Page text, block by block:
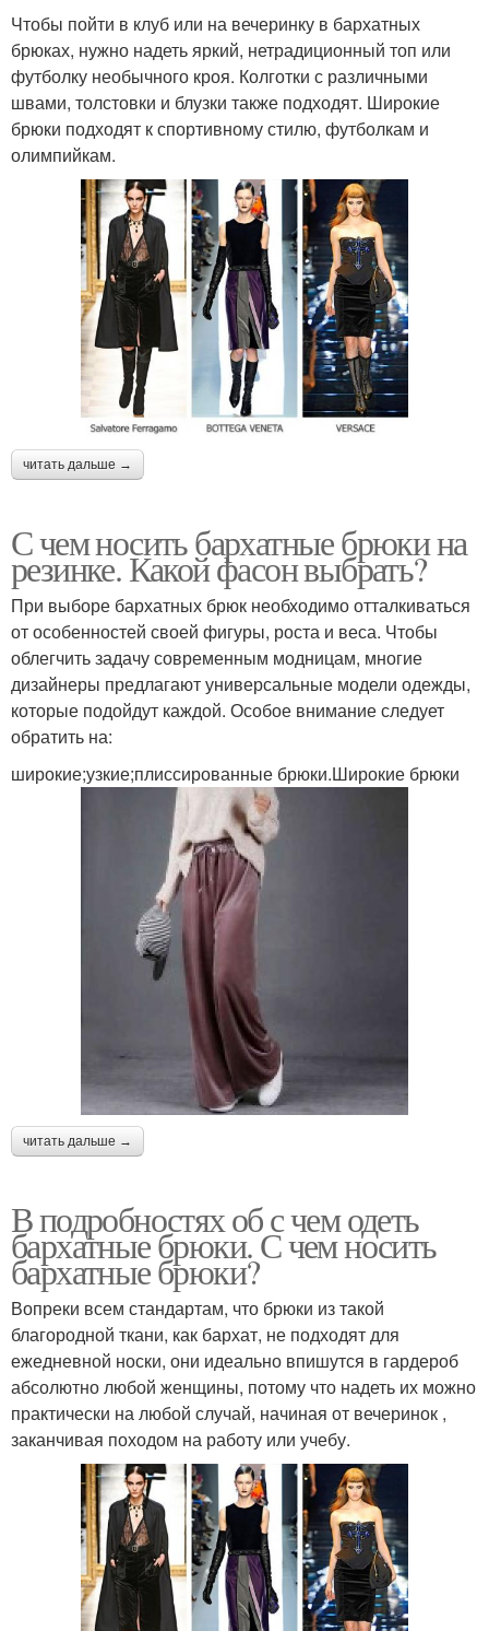
Чтобы пойти в клуб или на вечеринку в бархатных
брюках, нужно надеть яркий, нетрадиционный топ или
футболку необычного кроя. Колготки с различными
швами, толстовки и блузки также подходят. Широкие
брюки подходят к спортивному стилю, футболкам и
олимпийкам.
читать дальше →
С чем носить бархатные брюки на
резинке. Какой фасон выбрать?
При выборе бархатных брюк необходимо отталкиваться
от особенностей своей фигуры, роста и веса. Чтобы
облегчить задачу современным модницам, многие
дизайнеры предлагают универсальные модели одежды,
которые подойдут каждой. Особое внимание следует
обратить на:
широкие;узкие;плиссированные брюки.Широкие брюки
читать дальше →
В подробностях об с чем одеть
бархатные брюки. С чем носить
бархатные брюки?
Вопреки всем стандартам, что брюки из такой
благородной ткани, как бархат, не подходят для
ежедневной носки, они идеально впишутся в гардероб
абсолютно любой женщины, потому что надеть их можно
практически на любой случай, начиная от вечеринок ,
заканчивая походом на работу или учебу.